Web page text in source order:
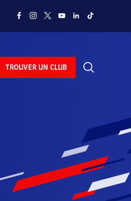
TROUVER UN CLUB